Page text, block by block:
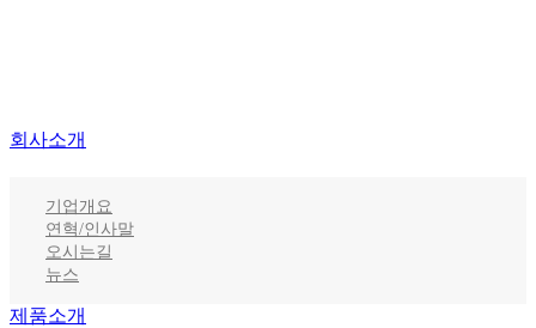
회사소개
기업개요
연혁/인사말
오시는길
뉴스
제품소개